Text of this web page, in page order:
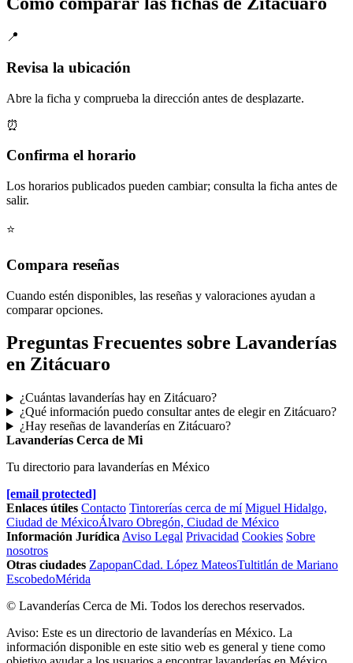
📍
Revisa la ubicación
Abre la ficha y comprueba la dirección antes de desplazarte.
⏰
Confirma el horario
Los horarios publicados pueden cambiar; consulta la ficha antes de
salir.
⭐
Compara reseñas
Cuando estén disponibles, las reseñas y valoraciones ayudan a
comparar opciones.
Preguntas Frecuentes sobre Lavanderías
en Zitácuaro
¿Cuántas lavanderías hay en Zitácuaro?
¿Qué información puedo consultar antes de elegir en Zitácuaro?
¿Hay reseñas de lavanderías en Zitácuaro?
Lavanderías Cerca de Mi
Tu directorio para lavanderías en México
[email protected]
Enlaces útiles Contacto Tintorerías cerca de mí Miguel Hidalgo,
Ciudad de MéxicoÁlvaro Obregón, Ciudad de México
Información Jurídica Aviso Legal Privacidad Cookies Sobre
nosotros
Otras ciudades ZapopanCdad. López MateosTultitlán de Mariano
EscobedoMérida
© Lavanderías Cerca de Mi. Todos los derechos reservados.
Aviso: Este es un directorio de lavanderías en México. La
información disponible en este sitio web es general y tiene como